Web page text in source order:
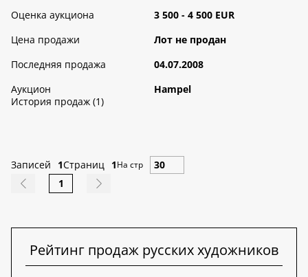
Оценка аукциона
3 500 - 4 500 EUR
Цена продажи
Лот не продан
Последняя продажа
04.07.2008
Аукцион
Hampel
История продаж (1)
Записей 1Страниц 1На стр
1
Рейтинг продаж русских художников